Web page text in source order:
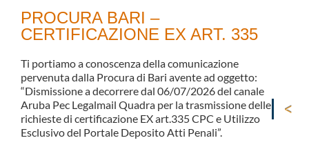
PROCURA BARI –
CERTIFICAZIONE EX ART. 335
Ti portiamo a conoscenza della comunicazione
pervenuta dalla Procura di Bari avente ad oggetto:
“Dismissione a decorrere dal 06/07/2026 del canale
Aruba Pec Legalmail Quadra per la trasmissione delle
richieste di certificazione EX art.335 CPC e Utilizzo
Esclusivo del Portale Deposito Atti Penali”.